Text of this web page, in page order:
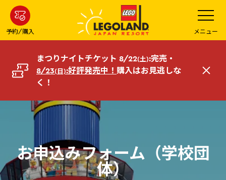
ン
コ
へ
予約/購入
メ
ニ
ュ
ー
を
開
メニュー
まつりナイトチケット 8/22(土):完売・
8/23(日):好評発売中！ 購入はお見逃しな
く！
閉
お申込みフォーム（学校団
体）